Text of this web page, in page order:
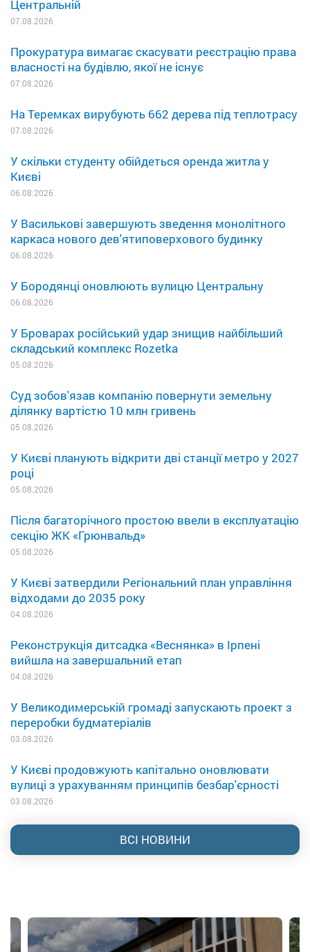
Центральній
07.08.2026
Прокуратура вимагає скасувати реєстрацію права
власності на будівлю, якої не існує
07.08.2026
На Теремках вирубують 662 дерева під теплотрасу
07.08.2026
У скільки студенту обійдеться оренда житла у
Києві
06.08.2026
У Василькові завершують зведення монолітного
каркаса нового дев'ятиповерхового будинку
06.08.2026
У Бородянці оновлюють вулицю Центральну
06.08.2026
У Броварах російський удар знищив найбільший
складський комплекс Rozetka
05.08.2026
Суд зобов'язав компанію повернути земельну
ділянку вартістю 10 млн гривень
05.08.2026
У Києві планують відкрити дві станції метро у 2027
році
05.08.2026
Після багаторічного простою ввели в експлуатацію
секцію ЖК «Грюнвальд»
05.08.2026
У Києві затвердили Регіональний план управління
відходами до 2035 року
04.08.2026
Реконструкція дитсадка «Веснянка» в Ірпені
вийшла на завершальний етап
04.08.2026
У Великодимерській громаді запускають проект з
переробки будматеріалів
03.08.2026
У Києві продовжують капітально оновлювати
вулиці з урахуванням принципів безбар'єрності
03.08.2026
ВСІ НОВИНИ